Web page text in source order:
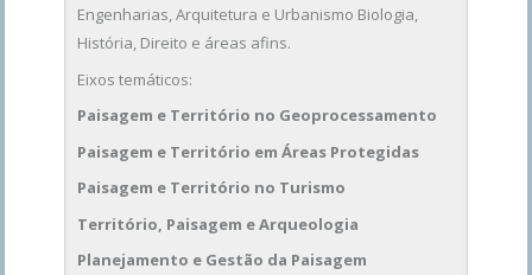
Engenharias, Arquitetura e Urbanismo Biologia,
História, Direito e áreas afins.
Eixos temáticos:
Paisagem e Território no Geoprocessamento
Paisagem e Território em Áreas Protegidas
Paisagem e Território no Turismo
Território, Paisagem e Arqueologia
Planejamento e Gestão da Paisagem